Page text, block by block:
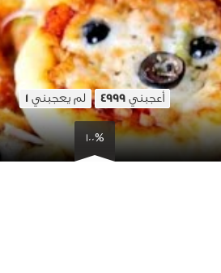
أعجبني 4999 لم يعجبني 1
100%